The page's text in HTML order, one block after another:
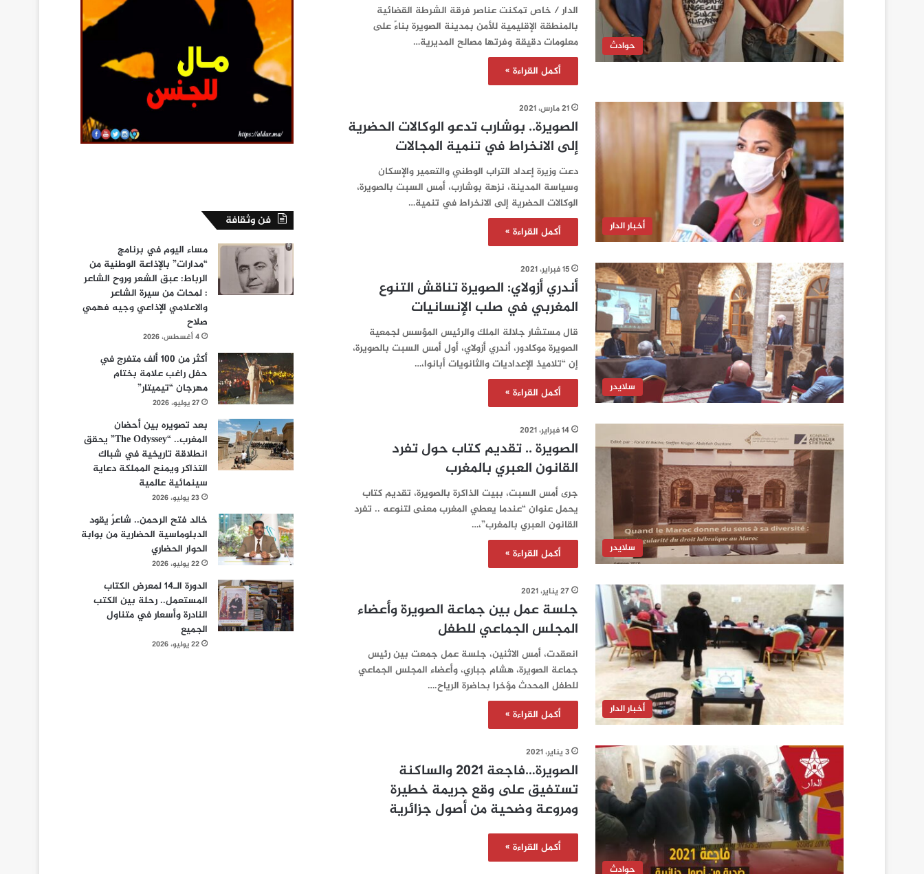
حوادث
الدار / خاص تمكنت عناصر فرقة الشرطة القضائية
بالمنطقة الإقليمية للأمن بمدينة الصويرة بناءً على
معلومات دقيقة وفرتها مصالح المديرية…
أكمل القراءة »
أخبار الدار
21 مارس، 2021
الصويرة.. بوشارب تدعو الوكالات الحضرية
إلى الانخراط في تنمية المجالات
دعت وزيرة إعداد التراب الوطني والتعمير والإسكان
وسياسة المدينة، نزهة بوشارب، أمس السبت بالصويرة،
الوكالات الحضرية إلى الانخراط في تنمية…
أكمل القراءة »
سلايدر
15 فبراير، 2021
أندري أزولاي: الصويرة تناقش التنوع
المغربي في صلب الإنسانيات
قال مستشار جلالة الملك والرئيس المؤسس لجمعية
الصويرة موكادور، أندري أزولاي، أول أمس السبت بالصويرة،
إن “تلاميذ الإعداديات والثانويات أبانوا،…
أكمل القراءة »
سلايدر
14 فبراير، 2021
الصويرة .. تقديم كتاب حول تفرد
القانون العبري بالمغرب
جرى أمس السبت، ببيت الذاكرة بالصويرة، تقديم كتاب
يحمل عنوان “عندما يعطي المغرب معنى لتنوعه .. تفرد
القانون العبري بالمغرب”،…
أكمل القراءة »
أخبار الدار
27 يناير، 2021
جلسة عمل بين جماعة الصويرة وأعضاء
المجلس الجماعي للطفل
انعقدت، أمس الاثنين، جلسة عمل جمعت بين رئيس
جماعة الصويرة، هشام جباري، وأعضاء المجلس الجماعي
للطفل المحدث مؤخرا بحاضرة الرياح.…
أكمل القراءة »
حوادث
3 يناير، 2021
الصويرة…فاجعة 2021 والساكنة
تستفيق على وقع جريمة خطيرة
ومروعة وضحية من أصول جزائرية
أكمل القراءة »
فن وثقافة
مساء اليوم في برنامج
“مدارات” بالإذاعة الوطنية من
الرباط: عبق الشعر وروح الشاعر
: لمحات من سيرة الشاعر
والاعلامي الإذاعي وجيه فهمي
صلاح
4 أغسطس، 2026
أكثر من 100 ألف متفرج في
حفل راغب علامة بختام
مهرجان “تيميتار”
27 يوليو، 2026
بعد تصويره بين أحضان
المغرب.. “The Odyssey” يحقق
انطلاقة تاريخية في شباك
التذاكر ويمنح المملكة دعاية
سينمائية عالمية
23 يوليو، 2026
خالد فتح الرحمن.. شاعرٌ يقود
الدبلوماسية الحضارية من بوابة
الحوار الحضاري
22 يوليو، 2026
الدورة الـ14 لمعرض الكتاب
المستعمل.. رحلة بين الكتب
النادرة وأسعار في متناول
الجميع
22 يوليو، 2026